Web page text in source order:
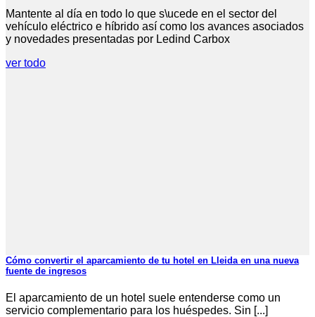
Mantente al día en todo lo que s\ucede en el sector del
vehículo eléctrico e híbrido así como los avances asociados
y novedades presentadas por Ledind Carbox
ver todo
Cómo convertir el aparcamiento de tu hotel en Lleida en una nueva
fuente de ingresos
El aparcamiento de un hotel suele entenderse como un
servicio complementario para los huéspedes. Sin [...]